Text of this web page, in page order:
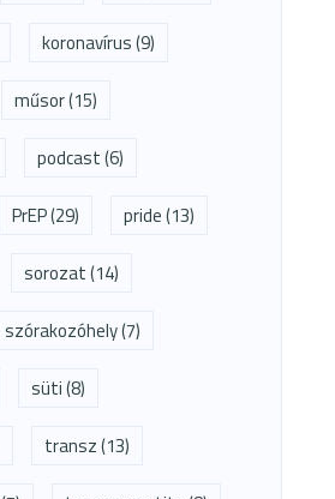
koronavírus(9)
műsor(15)
podcast(6)
PrEP(29) pride(13)
sorozat(14)
szórakozóhely(7)
süti(8)
transz(13)